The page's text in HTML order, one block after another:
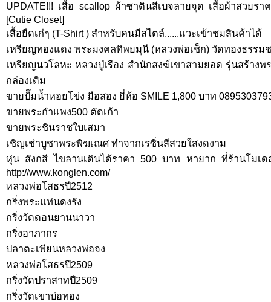
UPDATE!!! เสื้อ scallop ผ้าซาตินสีเบจลายจุด เสื้อผ้าสวยร
[Cutie Closet]
เสื้อยืดเก๋ๆ (T-Shirt ) สำหรับคนมีสไตล์......แวะเข้าชมสินค้าได้
เหรียญทองแดง พระมงคลทิพยมุนี (หลวงพ่อเช็ก) วัดทองธรรม
เหรียญนวโลหะ หลวงปู่เรือง สำนักสงฆ์เขาสามยอด รุ่นสร้างพ
กล่องเดิม
ขายปั๊มน้ำหอยโข่ง มือสอง ยี่ห้อ SMILE 1,800 บาท
ขายพระกำแพง500 ตัดเก้า
ขายพระชินราชใบเสมา
เชิญเช่าบูชาพระพิฆเณศ ทำจากเรซิ่นสีสวยใสงดงาม
หุ่น สังกสี ไขลานเดินได้ราคา 500 บาท หายาก ที่ร้านโมเด
http://www.konglen.com/
หลวงพ่อโสธรปี2512
กริ่งพระแท่นดงรัง
กริ่งวัดดอนยานนาวา
กริ่งอาภากร
ปลาตะเพียนหลวงพ่อจง
หลวงพ่อโสธรปี2509
กริ่งวัดปราสาทปี2509
กริ่งวัดเขาบ่อทอง